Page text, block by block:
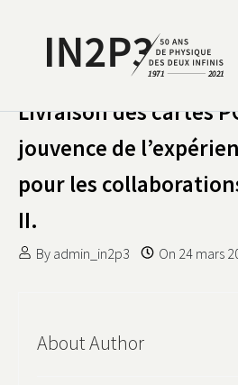
IN2P3 50 ANS DE
Livraison des cartes
jouvence de
pour les
II.
By admin_in2p3 On 24 mars
About Author